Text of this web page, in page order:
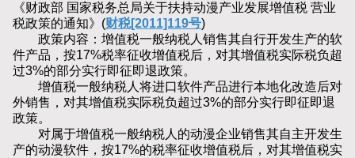
《财政部 国家税务总局关于扶持动漫产业发展增值税 营业
税政策的通知》(财税[2011]119号)
政策内容：增值税一般纳税人销售其自行开发生产的软
件产品，按17%税率征收增值税后，对其增值税实际税负超
过3%的部分实行即征即退政策。
增值税一般纳税人将进口软件产品进行本地化改造后对
外销售，对其增值税实际税负超过3%的部分实行即征即退
政策。
对属于增值税一般纳税人的动漫企业销售其自主开发生
产的动漫软件，按17%的税率征收增值税后，对其增值税实